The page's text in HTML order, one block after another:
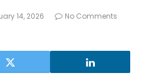
14, 2026
No Comments